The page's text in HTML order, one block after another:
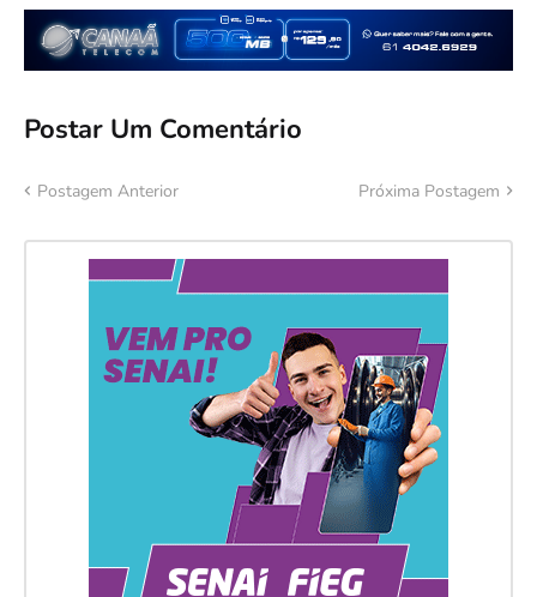
Postar Um Comentário
Postagem Anterior Próxima Postagem